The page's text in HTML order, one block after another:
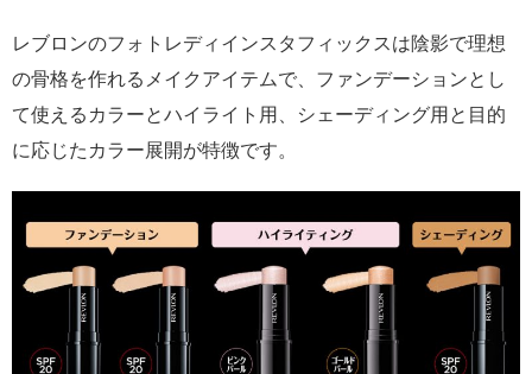
レブロンのフォトレディインスタフィックスは陰影で理想
の骨格を作れるメイクアイテムで、ファンデーションとし
て使えるカラーとハイライト用、シェーディング用と目的
に応じたカラー展開が特徴です。